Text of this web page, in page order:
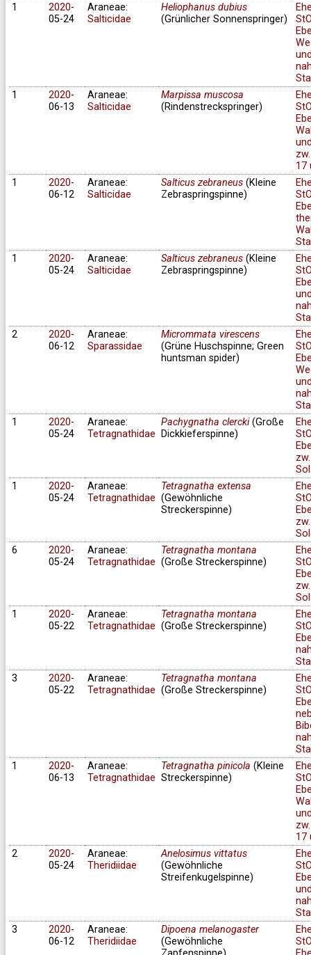
1
2020-
05-24
Araneae:
Salticidae
Heliophanus dubius
(Grünlicher Sonnenspringer)
1
2020-
06-13
Araneae:
Salticidae
Marpissa muscosa
(Rindenstreckspringer)
17
1
2020-
06-12
Araneae:
Salticidae
Salticus zebraneus(Kleine
Zebraspringspinne)
1
2020-
05-24
Araneae:
Salticidae
Salticus zebraneus(Kleine
Zebraspringspinne)
2
2020-
06-12
Araneae:
Sparassidae
Micrommata virescens
(Grüne Huschspinne; Green
huntsman spider)
1
2020-
05-24
Araneae:
Tetragnathidae
Pachygnatha clercki(Große
Dickkieferspinne)
zw.
1
2020-
05-24
Araneae:
Tetragnathidae
Tetragnatha extensa
(Gewöhnliche
Streckerspinne)
zw.
6
2020-
05-24
Araneae:
Tetragnathidae
Tetragnatha montana
(Große Streckerspinne)
zw.
1
2020-
05-22
Araneae:
Tetragnathidae
Tetragnatha montana
(Große Streckerspinne)
3
2020-
05-22
Araneae:
Tetragnathidae
Tetragnatha montana
(Große Streckerspinne)
1
2020-
06-13
Araneae:
Tetragnathidae
Tetragnatha pinicola (Kleine
Streckerspinne)
17
2
2020-
05-24
Araneae:
Theridiidae
Anelosimus vittatus
(Gewöhnliche
Streifenkugelspinne)
3
2020-
06-12
Araneae:
Theridiidae
Dipoena melanogaster
(Gewöhnliche